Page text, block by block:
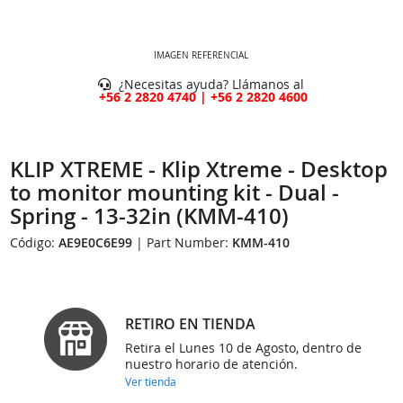
IMAGEN REFERENCIAL
¿Necesitas ayuda? Llámanos al
+56 2 2820 4740 | +56 2 2820 4600
KLIP XTREME - Klip Xtreme - Desktop
to monitor mounting kit - Dual -
Spring - 13-32in (KMM-410)
Código:AE9E0C6E99 | Part Number: KMM-410
RETIRO EN TIENDA
Retira el Lunes 10 de Agosto, dentro de
nuestro horario de atención.
Ver tienda